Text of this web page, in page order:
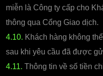
miễn là Công ty cấp cho
thông qua Cổng Giao dịch.
4.10. Khách hàng không
sau khi yêu cầu đã được
4.11. Thông tin về số tiền